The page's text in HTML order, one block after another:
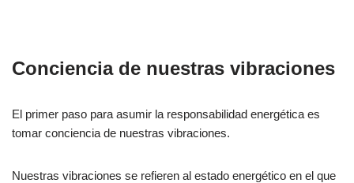
Conciencia de nuestras vibraciones
El primer paso para asumir la responsabilidad energética es
tomar conciencia de nuestras vibraciones.
Nuestras vibraciones se refieren al estado energético en el que